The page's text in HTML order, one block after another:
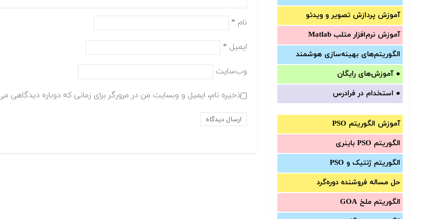
آموزش‌ پردازش تصویر و ویدئو
آموزش‌ نرم‌افزار متلب Matlab
الگوریتم‌های بهینه‌سازی هوشمند
● آموزش‌های رایگان
● استخدام در فرادرس
آموزش الگوریتم PSO
الگوریتم PSO باینری
الگوریتم ژنتیک و PSO
حل مساله فروشنده دوره‌گرد
الگوریتم ملخ GOA
نام *
ایمیل *
وب‌سایت
ذخیره نام، ایمیل و وبسایت من در مرورگر برای زمانی که دوباره دیدگاهی